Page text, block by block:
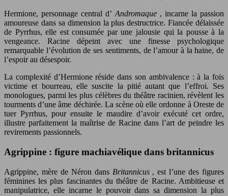
Hermione, personnage central d’Andromaque , incarne la passion
amoureuse dans sa dimension la plus destructrice. Fiancée délaissée
de Pyrrhus, elle est consumée par une jalousie qui la pousse à la
vengeance. Racine dépeint avec une finesse psychologique
remarquable l’évolution de ses sentiments, de l’amour à la haine, de
l’espoir au désespoir.
La complexité d’Hermione réside dans son ambivalence : à la fois
victime et bourreau, elle suscite la pitié autant que l’effroi. Ses
monologues, parmi les plus célèbres du théâtre racinien, révèlent les
tourments d’une âme déchirée. La scène où elle ordonne à Oreste de
tuer Pyrrhus, pour ensuite le maudire d’avoir exécuté cet ordre,
illustre parfaitement la maîtrise de Racine dans l’art de peindre les
revirements passionnels.
Agrippine : figure machiavélique dans britannicus
Agrippine, mère de Néron dans Britannicus , est l’une des figures
féminines les plus fascinantes du théâtre de Racine. Ambitieuse et
manipulatrice, elle incarne le pouvoir dans sa dimension la plus